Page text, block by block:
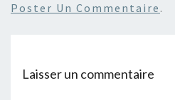
Poster Un Commentaire .
Laisser un commentaire